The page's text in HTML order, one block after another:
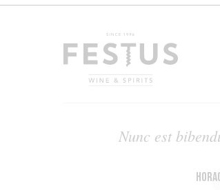
Nunc est